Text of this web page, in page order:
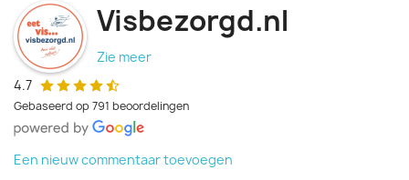
Visbezorgd.nl
Zie meer
4.7
Gebaseerd op 791 beoordelingen
Een nieuw commentaar toevoegen